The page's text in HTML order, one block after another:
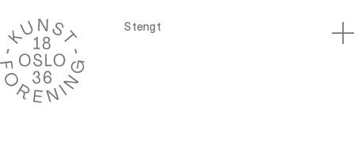
Stengt